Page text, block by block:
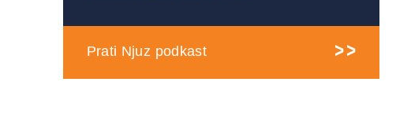
Prati Njuz podkast